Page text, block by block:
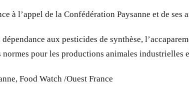
à l’appel de la Confédération Paysanne et de ses
aux pesticides de synthèse,
pour les productions animales industrielles
Food Watch /Ouest France